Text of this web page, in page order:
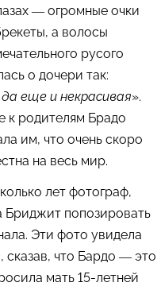
— огромные очки
а волосы
русого
о дочери так:
еще и некрасивая».
к родителям Брадо
им, что очень скоро
на весь мир.
лет фотограф,
Бриджит попозировать
Эти фото увидела
, сказав, что Бардо — это
мать 15-летней